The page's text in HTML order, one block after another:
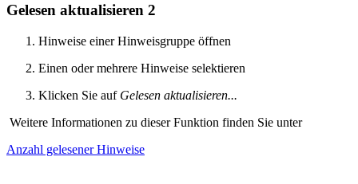
Gelesen aktualisieren 2
Hinweise einer Hinweisgruppe öffnen
Einen oder mehrere Hinweise selektieren
Klicken Sie auf Gelesen aktualisieren...
Weitere Informationen zu dieser Funktion finden Sie unter
Anzahl gelesener Hinweise